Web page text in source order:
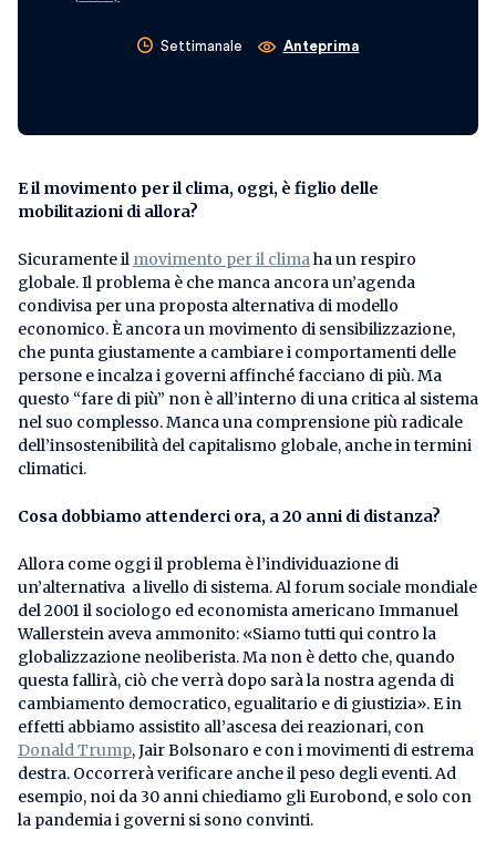
Settimanale Anteprima
E il movimento per il clima, oggi, è figlio delle
mobilitazioni di allora?
Sicuramente il movimento per il climaha un respiro
globale. Il problema è che manca ancora un’agenda
condivisa per una proposta alternativa di modello
economico. È ancora un movimento di sensibilizzazione,
che punta giustamente a cambiare i comportamenti delle
persone e incalza i governi affinché facciano di più. Ma
questo “fare di più” non è all’interno di una critica al sistema
nel suo complesso. Manca una comprensione più radicale
dell’insostenibilità del capitalismo globale, anche in termini
climatici.
Cosa dobbiamo attenderci ora, a 20 anni di distanza?
Allora come oggi il problema è l’individuazione di
un’alternativa a livello di sistema. Al forum sociale mondiale
del 2001 il sociologo ed economista americano Immanuel
Wallerstein aveva ammonito: «Siamo tutti qui contro la
globalizzazione neoliberista. Ma non è detto che, quando
questa fallirà, ciò che verrà dopo sarà la nostra agenda di
cambiamento democratico, egualitario e di giustizia». E in
effetti abbiamo assistito all’ascesa dei reazionari, con
Donald Trump, Jair Bolsonaro e con i movimenti di estrema
destra. Occorrerà verificare anche il peso degli eventi. Ad
esempio, noi da 30 anni chiediamo gli Eurobond, e solo con
la pandemia i governi si sono convinti.